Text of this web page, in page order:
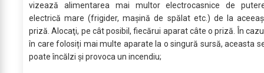
vizează alimentarea mai multor electrocasnice de
electrică mare (frigider, maşină de spălat etc.) de la
priză. Alocaţi, pe cât posibil, fiecărui aparat câte o priză. În
în care folosiți mai multe aparate la o singură sursă, aceasta
poate încălzi și provoca un incendiu;